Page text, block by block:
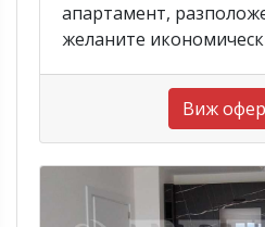
апартамент,
желаните
Виж